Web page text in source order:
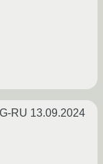
RU 13.09.2024